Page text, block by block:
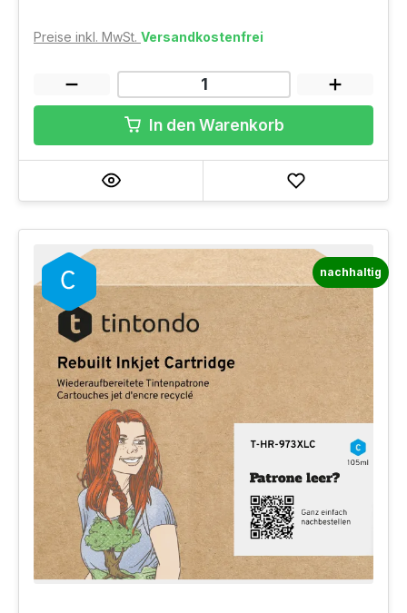
Preise inkl. MwSt. Versandkostenfrei
In den Warenkorb
nachhaltig